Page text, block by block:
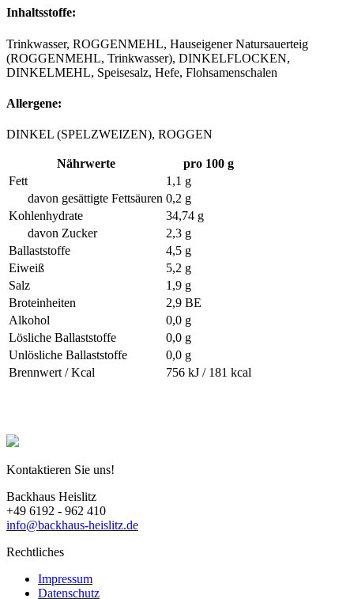
Inhaltsstoffe:
Trinkwasser, ROGGENMEHL, Hauseigener Natursauerteig
(ROGGENMEHL, Trinkwasser), DINKELFLOCKEN,
DINKELMEHL, Speisesalz, Hefe, Flohsamenschalen
Allergene:
DINKEL (SPELZWEIZEN), ROGGEN
Nährwerte
pro 100 g
Fett
1,1 g
davon gesättigte Fettsäuren 0,2 g
Kohlenhydrate
34,74 g
davon Zucker
2,3 g
Ballaststoffe
4,5 g
Eiweiß
5,2 g
Salz
1,9 g
Broteinheiten
2,9 BE
Alkohol
0,0 g
Lösliche Ballaststoffe
0,0 g
Unlösliche Ballaststoffe
0,0 g
Brennwert / Kcal
756 kJ / 181 kcal
Kontaktieren Sie uns!
Backhaus Heislitz
+49 6192 - 962 410
info@backhaus-heislitz.de
Rechtliches
Impressum
Datenschutz